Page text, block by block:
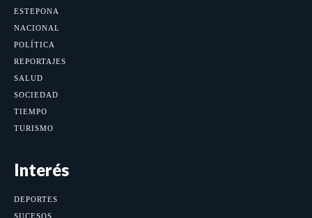
ESTEPONA
NACIONAL
POLÍTICA
REPORTAJES
SALUD
SOCIEDAD
TIEMPO
TURISMO
Interés
DEPORTES
SUCESOS